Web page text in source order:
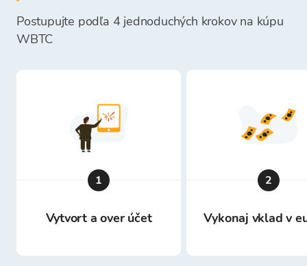
Postupujte podľa 4 jednoduchých krokov na kúpu
WBTC
1
Vytvort a over účet
2
Vykonaj vklad v